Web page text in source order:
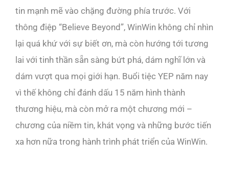
tin mạnh mẽ vào chặng đường phía trước. Với
thông điệp “Believe Beyond”, WinWin không chỉ nhìn
lại quá khứ với sự biết ơn, mà còn hướng tới tương
lai với tinh thần sẵn sàng bứt phá, dám nghĩ lớn và
dám vượt qua mọi giới hạn. Buổi tiệc YEP năm nay
vì thế không chỉ đánh dấu 15 năm hình thành
thương hiệu, mà còn mở ra một chương mới –
chương của niềm tin, khát vọng và những bước tiến
xa hơn nữa trong hành trình phát triển của WinWin.